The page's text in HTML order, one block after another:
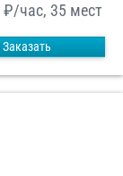
₽/час, 35 мест
Заказать